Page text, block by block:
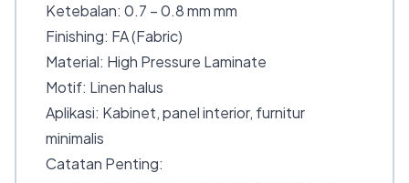
Ketebalan: 0.7 – 0.8 mm mm
Finishing: FA (Fabric)
Material: High Pressure Laminate
Motif: Linen halus
Aplikasi: Kabinet, panel interior, furnitur
minimalis
Catatan Penting: